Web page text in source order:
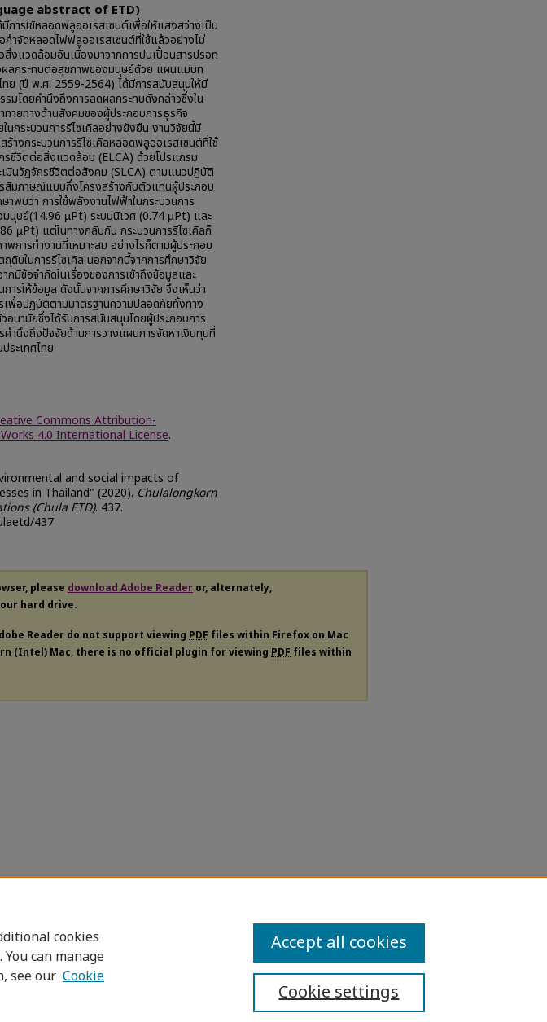
abstract of ETD)
การใช้หลอดฟลูออเรสเซนต์เพื่อให้แสงสว่างเป็น
กำจัดหลอดไฟฟลูออเรสเซนต์ที่ใช้แล้วอย่างไม่
สิ่งแวดล้อมอันเนื่องมาจากการปนเปื้อนสารปรอท
ลกระทบต่อสุขภาพของมนุษย์ด้วย แผนแม่บท
ทย (ปี พ.ศ. 2559-2564) ได้มีการสนับสนุนให้มี
มโดยคำนึงถึงการลดผลกระทบดังกล่าวซึ่งใน
ทายทางด้านสังคมของผู้ประกอบการธุรกิจ
ในกระบวนการรีไซเคิลอย่างยั่งยืน งานวิจัยนี้มี
างกระบวนการรีไซเคิลหลอดฟลูออเรสเซนต์ที่ใช้
รชีวิตต่อสิ่งแวดล้อม (ELCA) ด้วยโปรแกรม
มินวัฏจักรชีวิตต่อสังคม (SLCA) ตามแนวปฏิบัติ
สัมภาษณ์แบบกึ่งโครงสร้างกับตัวแทนผู้ประกอบ
าพบว่า การใช้พลังงานไฟฟ้าในกระบวนการ
มนุษย์(14.96 µPt) ระบบนิเวศ (0.74 µPt) และ
µPt) แต่ในทางกลับกัน กระบวนการรีไซเคิลก็
การทำงานที่เหมาะสม อย่างไรก็ตามผู้ประกอบ
บในการรีไซเคิล นอกจากนี้จากการศึกษาวิจัย
มีข้อจำกัดในเรื่องของการเข้าถึงข้อมูลและ
ารให้ข้อมูล ดังนั้นจากการศึกษาวิจัย จึงเห็นว่า
พื่อปฏิบัติตามมาตรฐานความปลอดภัยทั้งทาง
นามัยซึ่งได้รับการสนับสนุนโดยผู้ประกอบการ
ำนึงถึงปัจจัยด้านการวางแผนการจัดหาเงินทุนที่
ระเทศไทย
Commons Attribution-
4.0 International License.
and social impacts of
in Thailand" (2020). Chulalongkorn
(Chula ETD). 437.
437
please download Adobe Reader or, alternately,
hard drive.
Reader do not support viewing PDF files within Firefox on Mac
(Intel) Mac, there is no official plugin for viewing PDF files within
Accessibility Statement
cookies
can manage
see our Cookie
Cookie settings
Accept all cookies